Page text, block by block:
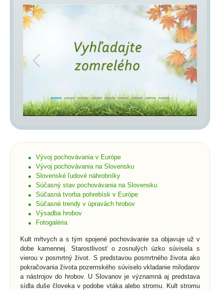
Previous Next
Vývoj pochovávania v Európe
Vývoj pochovávania na Slovensku
Slovenské ľudové náhrobníky
Súčasný stav pochovávania na Slovensku
Súčasná tvorba pohrebísk v Európe
Súčasné trendy v úpravách hrobov
Výsadba hrobov
Fotogaléria
Kult mŕtvych a s tým spojené pochovávanie sa objavuje už v
dobe kamennej. Starostlivosť o zosnulých úzko súvisela s
vierou v posmrtný život. S predstavou posmrtného života ako
pokračovania života pozemského súviselo vkladanie milodarov
a nástrojov do hrobov. U Slovanov je významná aj predstava
sídla duše človeka v podobe vtáka alebo stromu. Kult stromu